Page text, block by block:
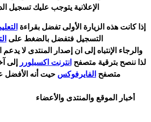
الإعلانية يتوجب عليك تسجيل
إذا كانت هذه الزيارة الأولى تفضل بقراءة
التسجيل فتفضل بالضغط على
والرجاء الإنتباه إلى ان إصدار المنتدى لا يدعم
لذا ننصح بترقية متصفح انترنت اكسبلورر إلى
متصفح الفايرفوكس حيت نه الأفضل
أخبار الموقع والمنتدى والأعضاء